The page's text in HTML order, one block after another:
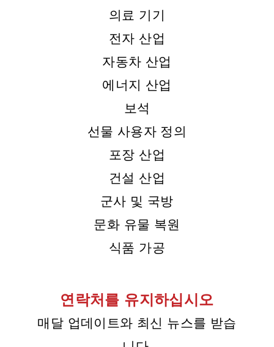
의료 기기
전자 산업
자동차 산업
에너지 산업
보석
선물 사용자 정의
포장 산업
건설 산업
군사 및 국방
문화 유물 복원
식품 가공
연락처를 유지하십시오
매달 업데이트와 최신 뉴스를 받습